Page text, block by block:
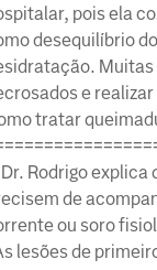
pois ela
desequilíbrio
Muitas
e
tratar
Rodrigo
de
ou soro
lesões de